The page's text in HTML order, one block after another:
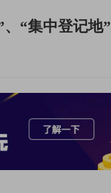
“集中登记地”